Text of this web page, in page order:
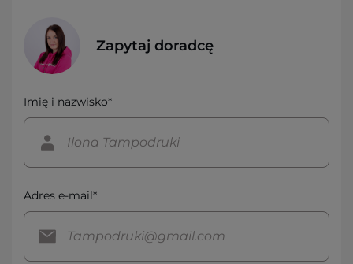
Zapytaj doradcę
Imię i nazwisko*
Adres e-mail*